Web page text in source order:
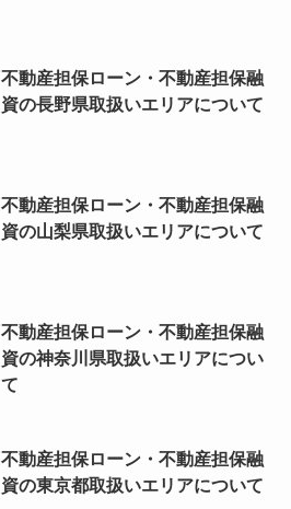
不動産担保ローン・不動産担保融
資の長野県取扱いエリアについて
不動産担保ローン・不動産担保融
資の山梨県取扱いエリアについて
不動産担保ローン・不動産担保融
資の神奈川県取扱いエリアについ
て
不動産担保ローン・不動産担保融
資の東京都取扱いエリアについて